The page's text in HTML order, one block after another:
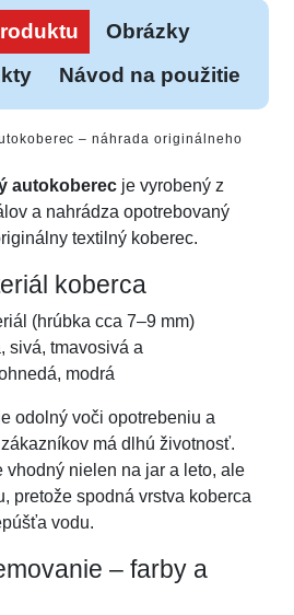
Obrázky
Návod na použitie
– náhrada originálneho
autokoberecje vyrobený z
a nahrádza opotrebovaný
textilný koberec.
koberca
(hrúbka cca 7–9 mm)
sivá, tmavosivá a
modrá
odolný voči opotrebeniu a
má dlhú životnosť.
vhodný nielen na jar a leto, ale
pretože spodná vrstva koberca
vodu.
– farby a